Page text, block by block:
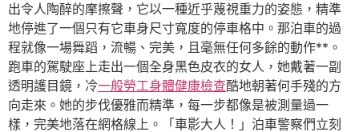
出令人陶醉的摩擦聲，它以一種近乎蔑視重力的姿態，精準
地停進了一個只有它車身尺寸寬度的停車格中。那泊車的過
程就像一場舞蹈，流暢、完美，且毫無任何多餘的動作**。
跑車的駕駛座上走出一個全身黑色皮衣的女人，她戴著一副
透明護目鏡，冷一般勞工身體健康檢查酷地朝著何手殘的方
向走來。她的步伐優雅而精準，每一步都像是被測量過一
樣，完美地落在網格線上。「車影大人！」泊車警察們立刻